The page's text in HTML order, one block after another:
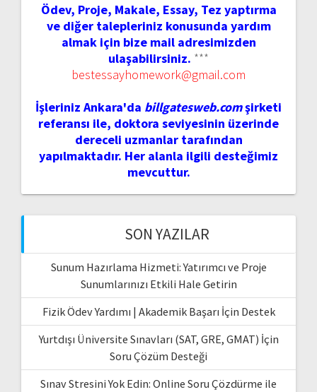
Ödev, Proje, Makale, Essay, Tez yaptırma
ve diğer talepleriniz konusunda yardım
almak için bize mail adresimizden
ulaşabilirsiniz. ***
bestessayhomework@gmail.com
İşleriniz Ankara'da billgatesweb.comşirketi
referansı ile, doktora seviyesinin üzerinde
dereceli uzmanlar tarafından
yapılmaktadır. Her alanla ilgili desteğimiz
mevcuttur.
SON YAZILAR
Sunum Hazırlama Hizmeti: Yatırımcı ve Proje
Sunumlarınızı Etkili Hale Getirin
Fizik Ödev Yardımı | Akademik Başarı İçin Destek
Yurtdışı Üniversite Sınavları (SAT, GRE, GMAT) İçin
Soru Çözüm Desteği
Sınav Stresini Yok Edin: Online Soru Çözdürme ile